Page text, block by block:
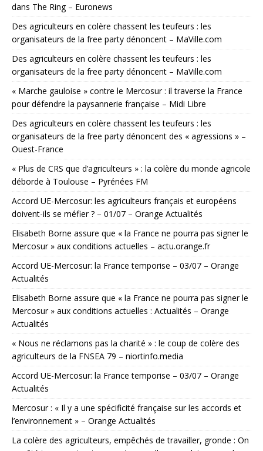
dans The Ring – Euronews
Des agriculteurs en colère chassent les teufeurs : les
organisateurs de la free party dénoncent – MaVille.com
Des agriculteurs en colère chassent les teufeurs : les
organisateurs de la free party dénoncent – MaVille.com
« Marche gauloise » contre le Mercosur : il traverse la France
pour défendre la paysannerie française – Midi Libre
Des agriculteurs en colère chassent les teufeurs : les
organisateurs de la free party dénoncent des « agressions » –
Ouest-France
« Plus de CRS que d’agriculteurs » : la colère du monde agricole
déborde à Toulouse – Pyrénées FM
Accord UE-Mercosur: les agriculteurs français et européens
doivent-ils se méfier ? – 01/07 – Orange Actualités
Elisabeth Borne assure que « la France ne pourra pas signer le
Mercosur » aux conditions actuelles – actu.orange.fr
Accord UE-Mercosur: la France temporise – 03/07 – Orange
Actualités
Elisabeth Borne assure que « la France ne pourra pas signer le
Mercosur » aux conditions actuelles : Actualités – Orange
Actualités
« Nous ne réclamons pas la charité » : le coup de colère des
agriculteurs de la FNSEA 79 – niortinfo.media
Accord UE-Mercosur: la France temporise – 03/07 – Orange
Actualités
Mercosur : « Il y a une spécificité française sur les accords et
l’environnement » – Orange Actualités
La colère des agriculteurs, empêchés de travailler, gronde : On